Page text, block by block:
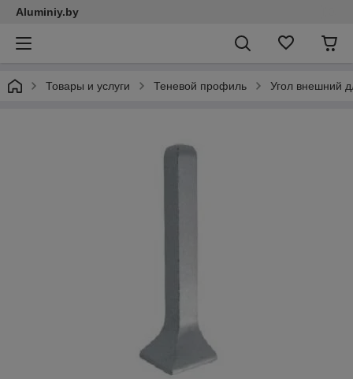
Aluminiy.by
Товары и услуги Теневой профиль Угол внешний